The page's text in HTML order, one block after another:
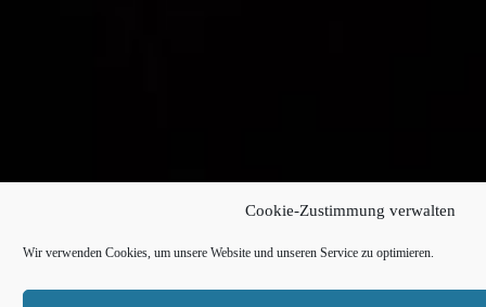
Cookie-Zustimmung verwalten
Wir verwenden Cookies, um unsere Website und unseren Service zu optimieren.